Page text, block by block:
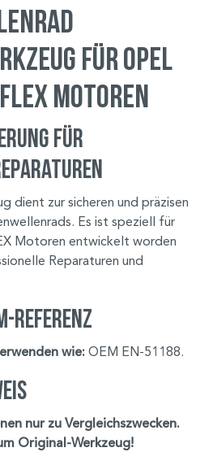
für Opel
Motoren
für
dient zur sicheren und präzisen
Es ist speziell für
Motoren entwickelt worden
Reparaturen und
Referenz
wie: OEM EN-51188.
nur zu Vergleichszwecken.
Original-Werkzeug!